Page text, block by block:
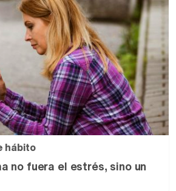
hábito
no fuera el estrés, sino un